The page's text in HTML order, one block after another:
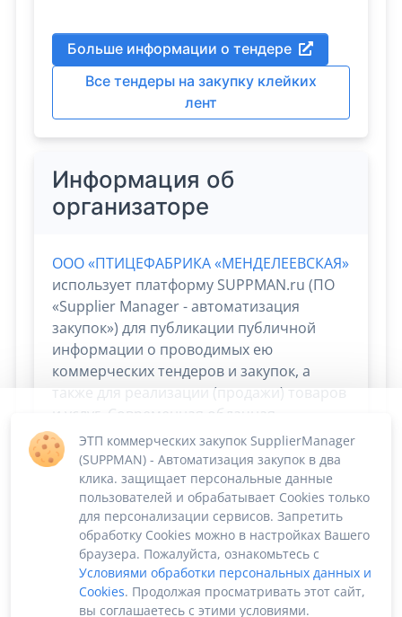
Больше информации о тендере
Все тендеры на закупку клейких
лент
Информация об
организаторе
ООО «ПТИЦЕФАБРИКА «МЕНДЕЛЕЕВСКАЯ»
использует платформу SUPPMAN.ru (ПО
«Supplier Manager - автоматизация
закупок») для публикации публичной
информации о проводимых ею
коммерческих тендеров и закупок, а
также для реализации (продажи) товаров
и услуг. Современная облачная
платформа Supplier Manager дает
возможностьсосредоточиться на
скорости и эффективности сбыта и
снабжения. Остальные процессы берёт
на себя!
ЭТП коммерческих закупок SupplierManager
(SUPPMAN) - Автоматизация закупок в два
клика. защищает персональные данные
пользователей и обрабатывает Cookies только
для персонализации сервисов. Запретить
обработку Cookies можно в настройках Вашего
браузера. Пожалуйста, ознакомьтесь с
Условиями обработки персональных данных и
Cookies. Продолжая просматривать этот сайт,
вы соглашаетесь с этими условиями.